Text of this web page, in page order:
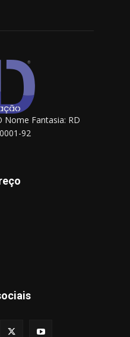
Nome Fantasia: RD
92